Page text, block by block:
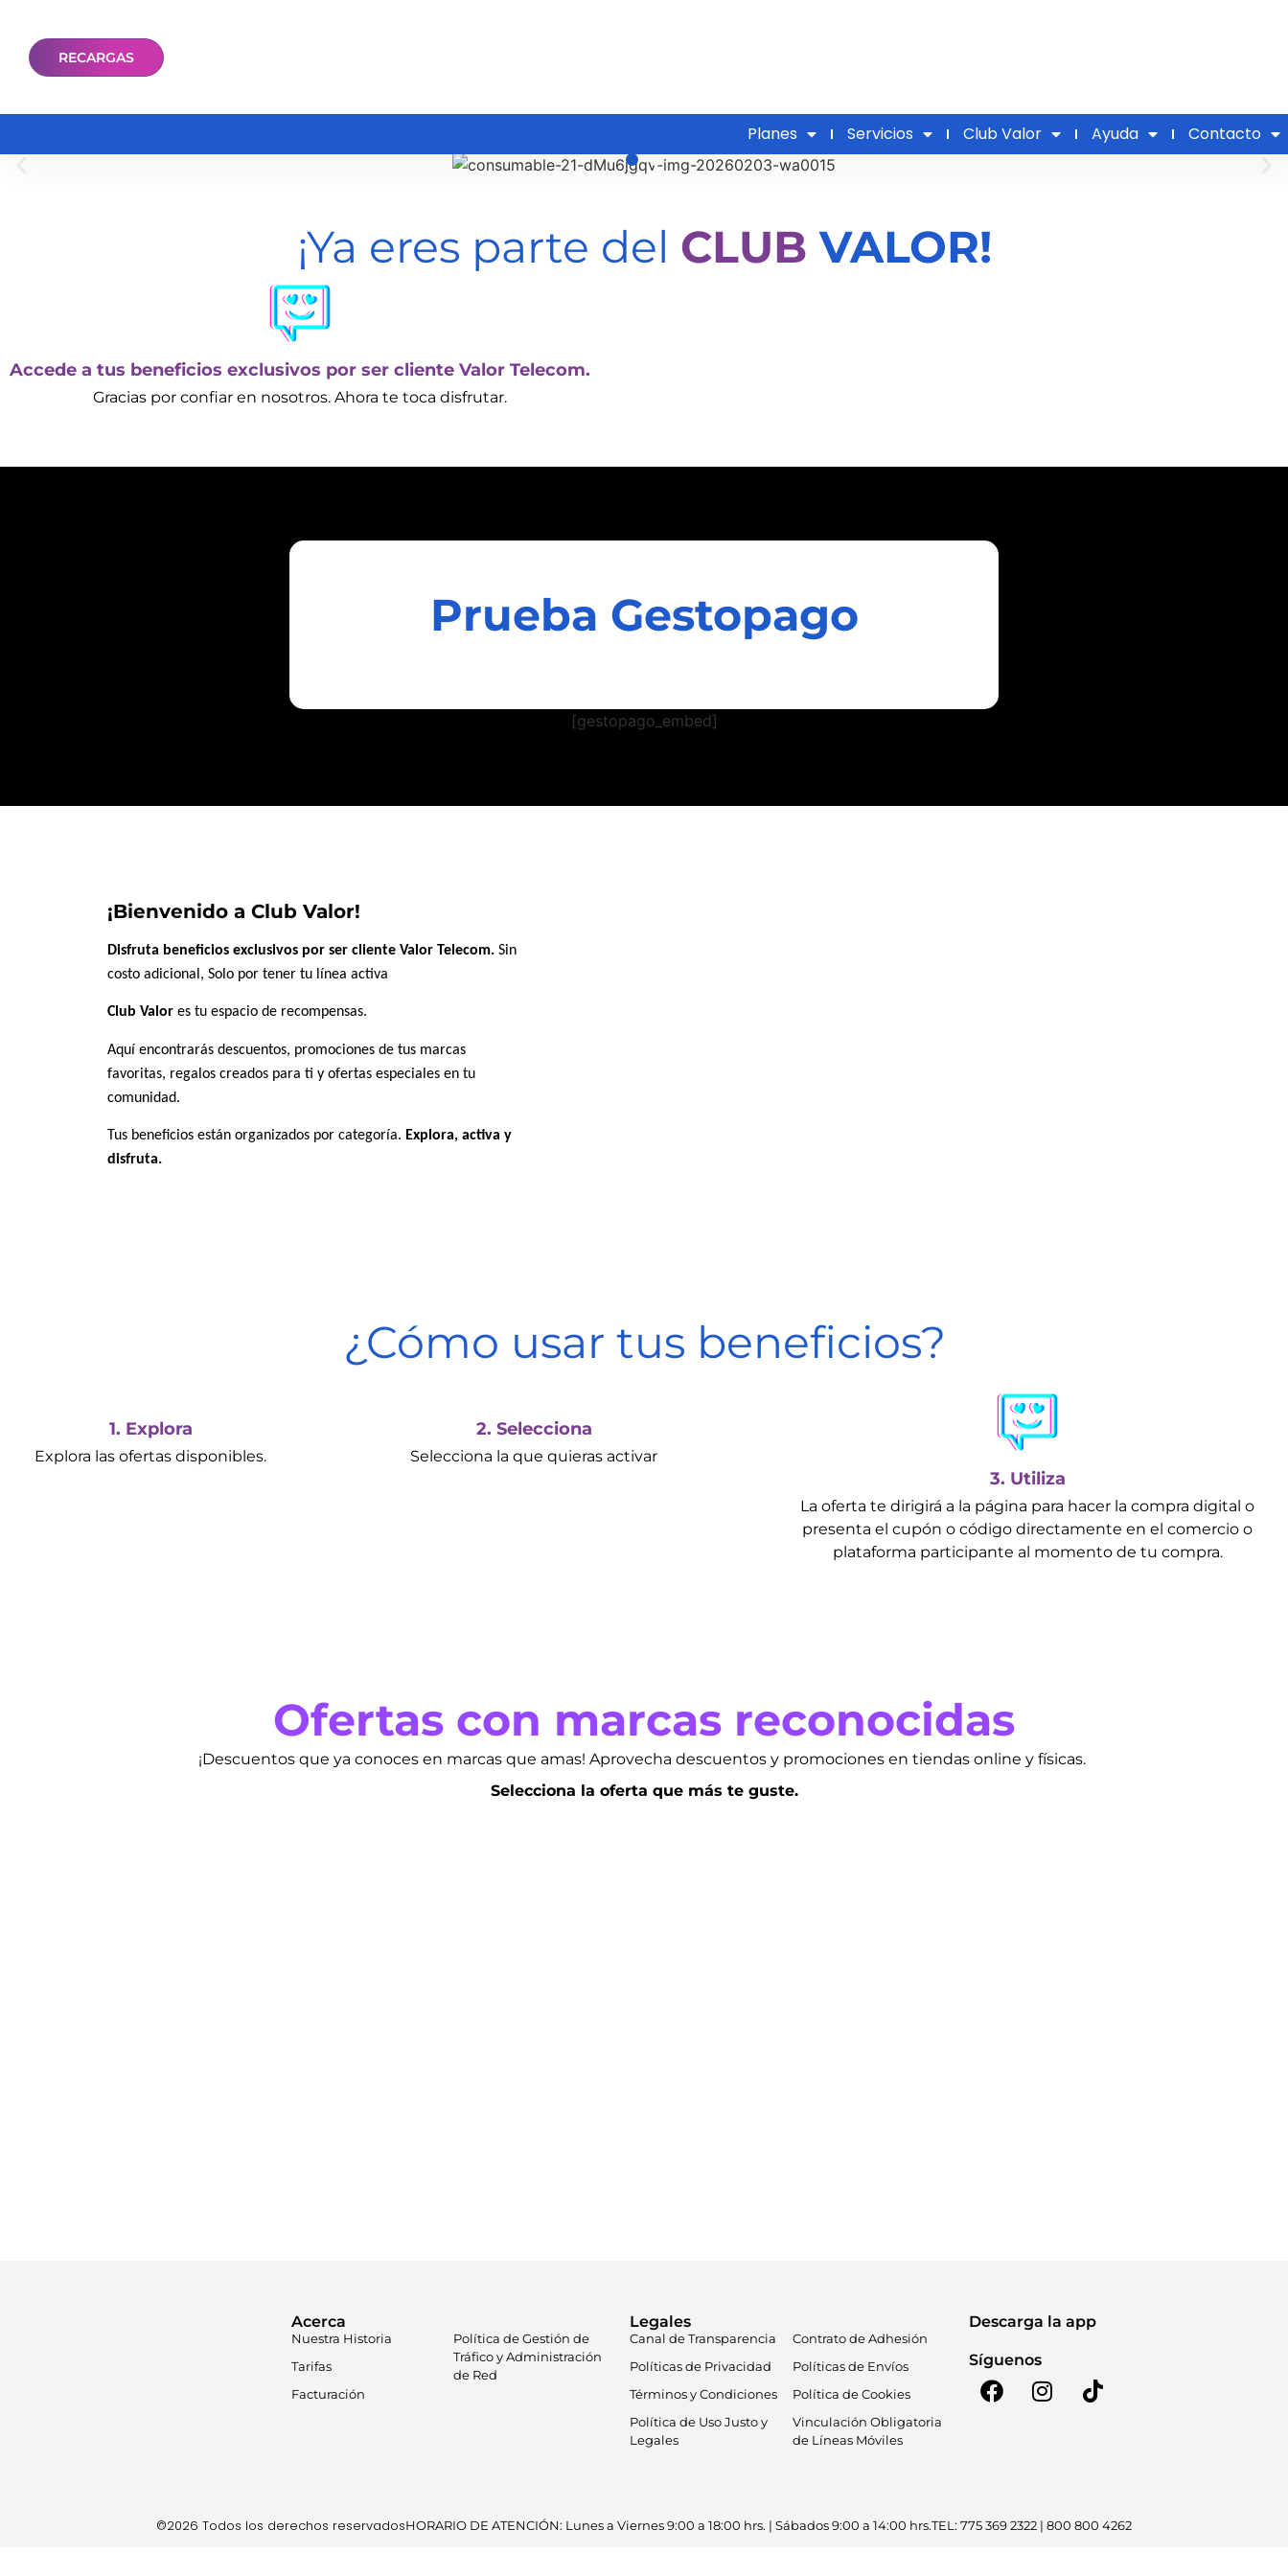
RECARGAS
Planes Servicios Club Valor Ayuda Contacto
¡Ya eres parte del CLUBVALOR!
Accede a tus beneficios exclusivos por ser cliente Valor Telecom.
Gracias por confiar en nosotros. Ahora te toca disfrutar.
Prueba Gestopago
[gestopago_embed]
¡Bienvenido a Club Valor!
Disfruta beneficios exclusivos por ser cliente Valor Telecom. Sin
costo adicional, Solo por tener tu línea activa
Club Valor es tu espacio de recompensas.
Aquí encontrarás descuentos, promociones de tus marcas
favoritas, regalos creados para ti y ofertas especiales en tu
comunidad.
Tus beneficios están organizados por categoría. Explora, activa y
disfruta.
¿Cómo usar tus beneficios?
1. Explora
Explora las ofertas disponibles.
2. Selecciona
Selecciona la que quieras activar
3. Utiliza
La oferta te dirigirá a la página para hacer la compra digital o
presenta el cupón o código directamente en el comercio o
plataforma participante al momento de tu compra.
Ofertas con marcas reconocidas
¡Descuentos que ya conoces en marcas que amas! Aprovecha descuentos y promociones en tiendas online y físicas.
Selecciona la oferta que más te guste.
Acerca
Nuestra Historia
Tarifas
Facturación
Política de Gestión de
Tráfico y Administración
de Red
Legales
Canal de Transparencia
Políticas de Privacidad
Términos y Condiciones
Política de Uso Justo y
Legales
Contrato de Adhesión
Políticas de Envíos
Política de Cookies
Vinculación Obligatoria
de Líneas Móviles
Descarga la app
Síguenos
©2026 Todos los derechos reservadosHORARIO DE ATENCIÓN: Lunes a Viernes 9:00 a 18:00 hrs. | Sábados 9:00 a 14:00 hrs.TEL: 775 369 2322 | 800 800 4262